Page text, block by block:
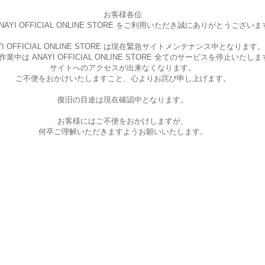
お客様各位
OFFICIAL ONLINE STORE をご利用いただき誠にありがとうございま
OFFICIAL ONLINE STORE は現在緊急サイトメンテナンス中となります。
業中は ANAYI OFFICIAL ONLINE STORE 全てのサービスを停止いたしま
サイトへのアクセスが出来なくなります。
ご不便をおかけいたしますこと、 心よりお詫び申し上げます。
復旧の目途は現在確認中となります。
お客様にはご不便をおかけしますが、
何卒ご理解いただきますようお願いいたします。